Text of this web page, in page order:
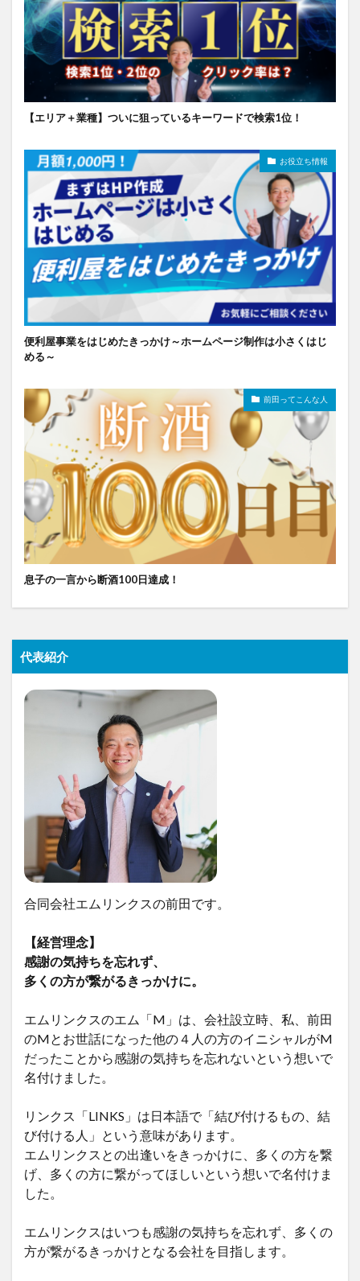
【エリア＋業種】ついに狙っているキーワードで検索1位！
お役立ち情報
便利屋事業をはじめたきっかけ～ホームページ制作は小さくはじ
める～
前田ってこんな人
息子の一言から断酒100日達成！
代表紹介
合同会社エムリンクスの前田です。
【経営理念】
感謝の気持ちを忘れず、
多くの方が繋がるきっかけに。
エムリンクスのエム「M」は、会社設立時、私、前田
のMとお世話になった他の４人の方のイニシャルがM
だったことから感謝の気持ちを忘れないという想いで
名付けました。
リンクス「LINKS」は日本語で「結び付けるもの、結
び付ける人」という意味があります。
エムリンクスとの出逢いをきっかけに、多くの方を繋
げ、多くの方に繋がってほしいという想いで名付けま
した。
エムリンクスはいつも感謝の気持ちを忘れず、多くの
方が繋がるきっかけとなる会社を目指します。